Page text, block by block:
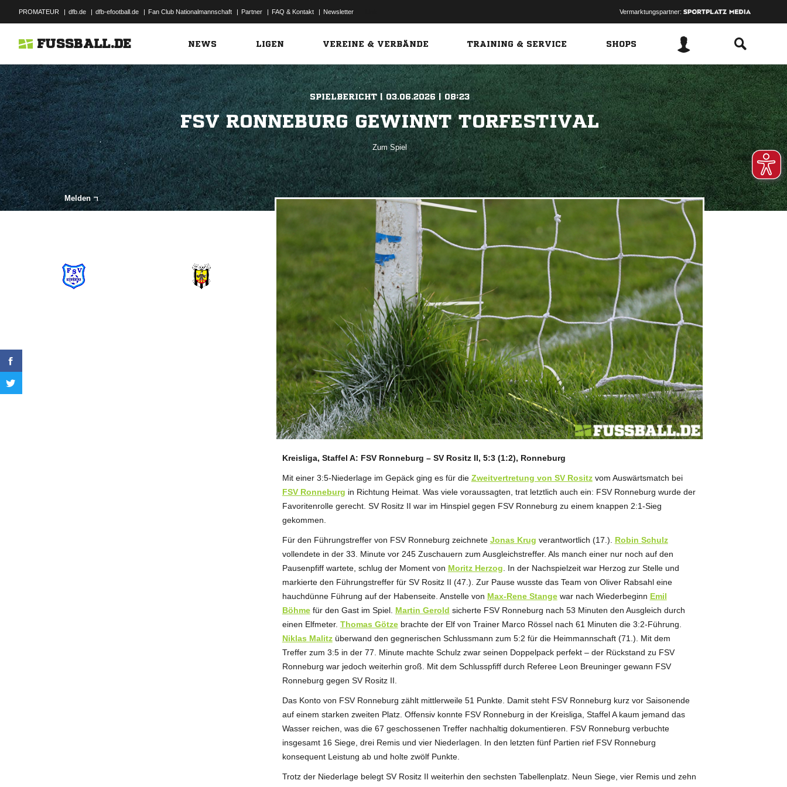
PROMATEUR | dfb.de | dfb-efootball.de | Fan Club Nationalmannschaft | Partner | FAQ & Kontakt | Newsletter Vermarktungspartner:
FUSSBALL.DE NEWS LIGEN VEREINE & VERBÄNDE TRAINING & SERVICE SHOPS
SPIELBERICHT | 03.06.2026 | 08:23
FSV RONNEBURG GEWINNT TORFESTIVAL
Zum Spiel
Melden
ANZEIGE
Kreisliga, Staffel A: FSV Ronneburg – SV Rositz II, 5:3 (1:2), Ronneburg
Mit einer 3:5-Niederlage im Gepäck ging es für die Zweitvertretung von SV Rositzvom Auswärtsmatch bei
FSV Ronneburg in Richtung Heimat. Was viele voraussagten, trat letztlich auch ein: FSV Ronneburg wurde der
Favoritenrolle gerecht. SV Rositz II war im Hinspiel gegen FSV Ronneburg zu einem knappen 2:1-Sieg
gekommen.
Für den Führungstreffer von FSV Ronneburg zeichnete Jonas Krug verantwortlich (17.). Robin Schulz
vollendete in der 33. Minute vor 245 Zuschauern zum Ausgleichstreffer. Als manch einer nur noch auf den
Pausenpfiff wartete, schlug der Moment von Moritz Herzog . In der Nachspielzeit war Herzog zur Stelle und
markierte den Führungstreffer für SV Rositz II (47.). Zur Pause wusste das Team von Oliver Rabsahl eine
hauchdünne Führung auf der Habenseite. Anstelle von Max-Rene Stangewar nach Wiederbeginn Emil
Böhmefür den Gast im Spiel. Martin Gerold sicherte FSV Ronneburg nach 53 Minuten den Ausgleich durch
einen Elfmeter. Thomas Götzebrachte der Elf von Trainer Marco Rössel nach 61 Minuten die 3:2-Führung.
Niklas Malitzüberwand den gegnerischen Schlussmann zum 5:2 für die Heimmannschaft (71.). Mit dem
Treffer zum 3:5 in der 77. Minute machte Schulz zwar seinen Doppelpack perfekt – der Rückstand zu FSV
Ronneburg war jedoch weiterhin groß. Mit dem Schlusspfiff durch Referee Leon Breuninger gewann FSV
Ronneburg gegen SV Rositz II.
Das Konto von FSV Ronneburg zählt mittlerweile 51 Punkte. Damit steht FSV Ronneburg kurz vor Saisonende
auf einem starken zweiten Platz. Offensiv konnte FSV Ronneburg in der Kreisliga, Staffel A kaum jemand das
Wasser reichen, was die 67 geschossenen Treffer nachhaltig dokumentieren. FSV Ronneburg verbuchte
insgesamt 16 Siege, drei Remis und vier Niederlagen. In den letzten fünf Partien rief FSV Ronneburg
konsequent Leistung ab und holte zwölf Punkte.
Trotz der Niederlage belegt SV Rositz II weiterhin den sechsten Tabellenplatz. Neun Siege, vier Remis und zehn